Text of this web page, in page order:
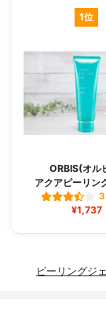
1位
ORBIS(オル
アクアピーリン
¥1,737
ピーリングジ